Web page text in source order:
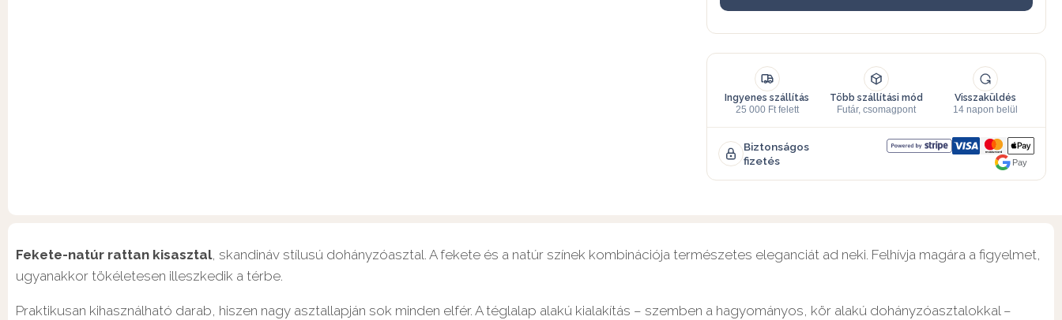
Ingyenes szállítás
25 000 Ft felett
Több szállítási mód
Futár, csomagpont
Visszaküldés
14 napon belül
Biztonságos
fizetés
Pay
Fekete-natúr rattan kisasztal, skandináv stílusú dohányzóasztal. A fekete és a natúr színek kombinációja természetes eleganciát ad neki. Felhívja magára a figyelmet,
ugyanakkor tökéletesen illeszkedik a térbe.
Praktikusan kihasználható darab, hiszen nagy asztallapján sok minden elfér. A téglalap alakú kialakítás – szemben a hagyományos, kör alakú dohányzóasztalokkal –